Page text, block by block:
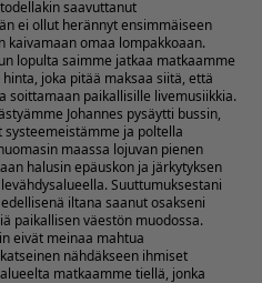
saavuttanut
ei ollut herännyt ensimmäiseen
kaivamaan omaa lompakkoaan.
lopulta saimme jatkaa matkaamme
joka pitää maksaa siitä, että
soittamaan paikallisille livemusiikkia.
Johannes pysäytti bussin,
ja poltella
maassa lojuvan pienen
halusin epäuskon ja järkytyksen
Suuttumuksestani
iltana saanut osakseni
paikallisen väestön muodossa.
eivät meinaa mahtua
nähdäkseen ihmiset
matkaamme tiellä, jonka